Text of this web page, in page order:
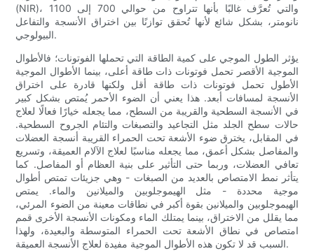
(NIR)، والتي تُعرَّف غالبًا بأنها تتراوح من حوالي 700 إلى 1100
نانومتر، بشكل شائع لأنها تُحقق توازنًا بين اختراق الأنسجة والتفاعل
البيولوجي.
يؤثر الطول الموجي على كمية الطاقة التي تحملها الفوتونات؛ فالأطوال
الموجية الأقصر تحمل فوتونات ذات طاقة أعلى، بينما الأطوال الموجية
الأطول تحمل فوتونات ذات طاقة أقل ولكنها قادرة على اختراق
الأنسجة لمسافات أبعد. هذا يعني أن الضوء الأحمر يُمتص بشكل كبير
في الأنسجة السطحية والقريبة من السطح، مما يجعله خيارًا فعالًا لعلاج
حالات سطح الجلد مثل التجاعيد والتصبغات والتئام الجروح السطحية.
في المقابل، يخترق ضوء الأشعة تحت الحمراء القريبة أنسجة العضلات
والمفاصل بشكل أعمق، مما يجعله مناسبًا لعلاج الآلام العميقة، وتسريع
تعافي العضلات، وربما حتى التأثير على بنية العظام أو المفاصل. كما
يتأثر نمط الامتصاص بالعديد من الصبغات - وهي جزيئات تمتص أطوال
موجية محددة - مثل الهيموجلوبين والميلانين والماء. يمتص
الهيموجلوبين والميلانين بقوة أكبر في نطاقات معينة من الضوء المرئي،
مما يقلل من الاختراق، بينما يمتلك الماء ومكونات الأنسجة الأخرى قمم
امتصاص في نطاق الأشعة تحت الحمراء المتوسطة والبعيدة، ولهذا
السبب قد لا تكون هذه الأطوال الموجية مفيدة لعلاج الأنسجة العميقة.